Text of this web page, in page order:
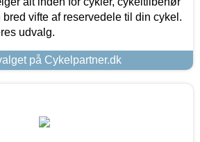
vifte af reservedele til din cykel.
udvalg.
på Cykelpartner.dk